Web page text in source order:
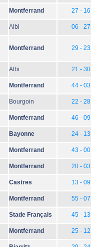
Montferrand 27 - 16
Albi 06 - 27
Montferrand 29 - 23
Albi 21 - 30
Montferrand 44 - 03
Bourgoin 22 - 28
Montferrand 46 - 09
Bayonne 24 - 13
Montferrand 43 - 00
Montferrand 20 - 03
Castres 13 - 09
Montferrand 55 - 07
Stade Français 45 - 13
Montferrand 25 - 12